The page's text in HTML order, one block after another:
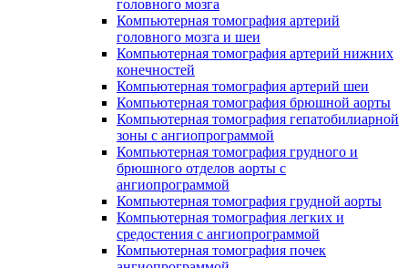
головного мозга
Компьютерная томография артерий
головного мозга и шеи
Компьютерная томография артерий нижних
конечностей
Компьютерная томография артерий шеи
Компьютерная томография брюшной аорты
Компьютерная томография гепатобилиарной
зоны с ангиопрограммой
Компьютерная томография грудного и
брюшного отделов аорты с
ангиопрограммой
Компьютерная томография грудной аорты
Компьютерная томография легких и
средостения с ангиопрограммой
Компьютерная томография почек